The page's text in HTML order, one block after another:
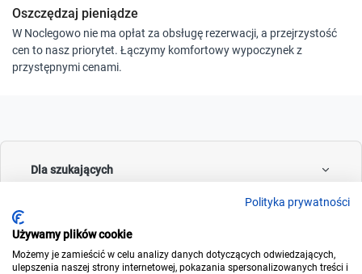
Oszczędzaj pieniądze
W Noclegowo nie ma opłat za obsługę rezerwacji, a przejrzystość
cen to nasz priorytet. Łączymy komfortowy wypoczynek z
przystępnymi cenami.
Dla szukających
Dla wynajmujących
Polityka prywatności
Używamy plików cookie
Możemy je zamieścić w celu analizy danych dotyczących odwiedzających,
ulepszenia naszej strony internetowej, pokazania spersonalizowanych treści i